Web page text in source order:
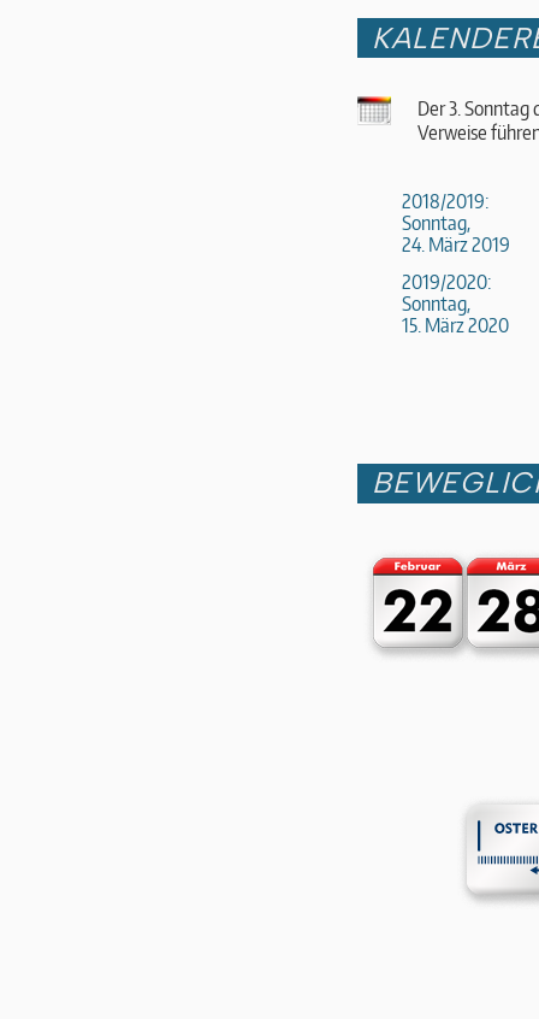
Der 3. Sonntag
Verweise
2018/2019:
Sonntag,
24. März 2019
2019/2020:
Sonntag,
15. März 2020